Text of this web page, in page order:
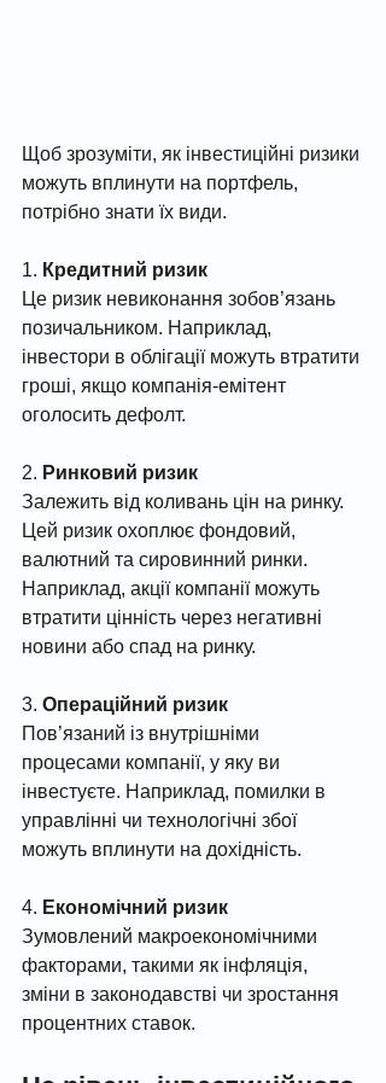
Щоб зрозуміти, як інвестиційні ризики
можуть вплинути на портфель,
потрібно знати їх види.
1. Кредитний ризик
Це ризик невиконання зобов’язань
позичальником. Наприклад,
інвестори в облігації можуть втратити
гроші, якщо компанія-емітент
оголосить дефолт.
2. Ринковий ризик
Залежить від коливань цін на ринку.
Цей ризик охоплює фондовий,
валютний та сировинний ринки.
Наприклад, акції компанії можуть
втратити цінність через негативні
новини або спад на ринку.
3. Операційний ризик
Пов’язаний із внутрішніми
процесами компанії, у яку ви
інвестуєте. Наприклад, помилки в
управлінні чи технологічні збої
можуть вплинути на дохідність.
4. Економічний ризик
Зумовлений макроекономічними
факторами, такими як інфляція,
зміни в законодавстві чи зростання
процентних ставок.